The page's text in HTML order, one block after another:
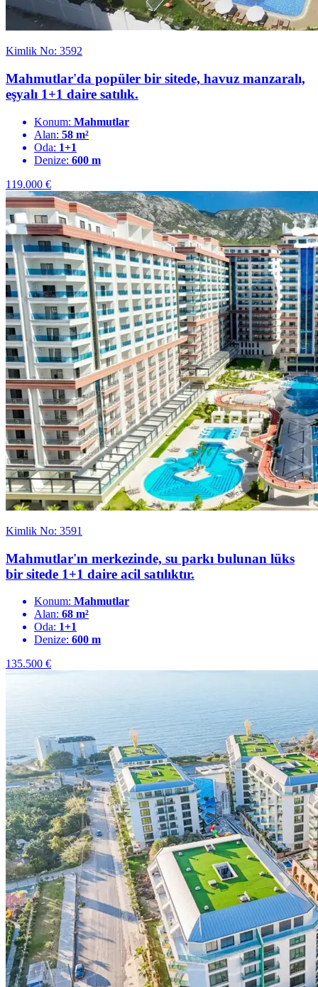
Kimlik No: 3592
Mahmutlar'da popüler bir sitede, havuz manzaralı,
eşyalı 1+1 daire satılık.
Konum: Mahmutlar
Alan: 58 m²
Oda: 1+1
Denize: 600 m
119.000 €
Kimlik No: 3591
Mahmutlar'ın merkezinde, su parkı bulunan lüks
bir sitede 1+1 daire acil satılıktır.
Konum: Mahmutlar
Alan: 68 m²
Oda: 1+1
Denize: 600 m
135.500 €